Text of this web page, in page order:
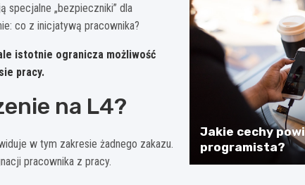
specjalne „bezpieczniki” dla
co z inicjatywą pracownika?
istotnie ogranicza możliwość
pracy.
na L4?
w tym zakresie żadnego zakazu.
pracownika z pracy.
Jakie cechy
programista?